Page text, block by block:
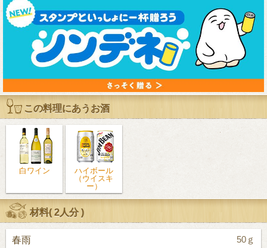
この料理にあうお酒
白ワイン
ハイボール
（ウイスキ
ー）
材料(2人分)
春雨 50ｇ